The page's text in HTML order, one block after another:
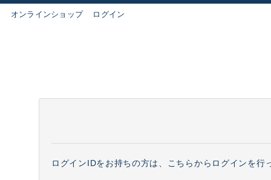
オンラインショップ ログイン
ログインIDをお持ちの方は、こちらからログインを行